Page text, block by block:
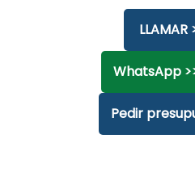
LLAMAR
WhatsApp
Pedir